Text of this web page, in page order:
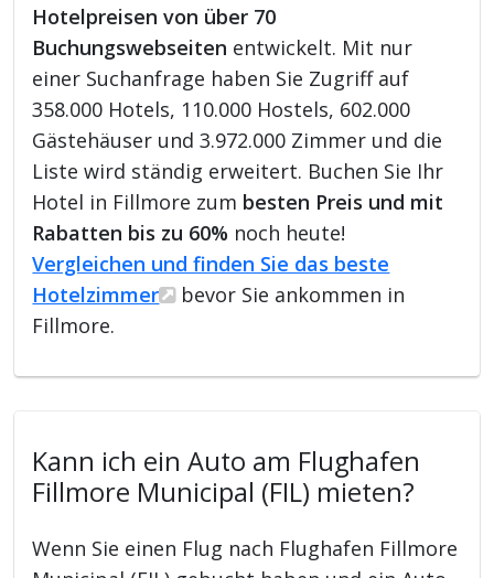
Hotelpreisen von über 70
Buchungswebseiten entwickelt. Mit nur
einer Suchanfrage haben Sie Zugriff auf
358.000 Hotels, 110.000 Hostels, 602.000
Gästehäuser und 3.972.000 Zimmer und die
Liste wird ständig erweitert. Buchen Sie Ihr
Hotel in Fillmore zum besten Preis und mit
Rabatten bis zu 60% noch heute!
Vergleichen und finden Sie das beste
Hotelzimmer
bevor Sie ankommen in
Fillmore.
Kann ich ein Auto am Flughafen
Fillmore Municipal (FIL) mieten?
Wenn Sie einen Flug nach Flughafen Fillmore